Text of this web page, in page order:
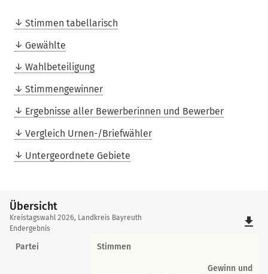
Stimmen tabellarisch
Gewählte
Wahlbeteiligung
Stimmengewinner
Ergebnisse aller Bewerberinnen und Bewerber
Vergleich Urnen-/Briefwähler
Untergeordnete Gebiete
Übersicht
Übersicht
Kreistagswahl 2026, Landkreis Bayreuth
Endergebnis
file_download
Partei Stimmen
Gewinn und